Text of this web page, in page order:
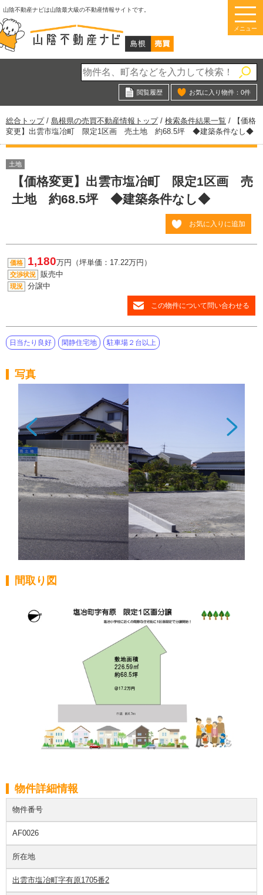
このページの本文へ
山陰不動産ナビは山陰最大級の不動産情報サイトです。
メニュー
閲覧履歴 お気に入り物件： 0件
現
在
の
置：
総合トップ/ 島根県の売買不動産情報トップ/ 検索条件結果一覧 /
【価格
変更】出雲市塩冶町 限定1区画 売土地 約68.5坪 ◆建築条件なし◆
土地
【価格変更】出雲市塩冶町 限定1区画 売
土地 約68.5坪 ◆建築条件なし◆
お気に入りに追加
価格 1,180万円（坪単価：17.22万円）
交渉状況 販売中
現況 分譲中
この物件について問い合わせる
日当たり良好 閑静住宅地 駐車場２台以上
写真
間取り図
物件詳細情報
物件番号
AF0026
所在地
出雲市塩冶町字有原1705番2